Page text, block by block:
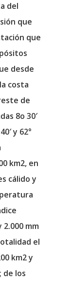
del
que
que
desde
costa
de
8o 30′
y 62°
km2, en
cálido y
mm
el
km2 y
de los